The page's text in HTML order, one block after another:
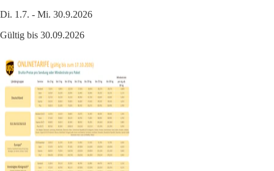
Di. 1.7. - Mi. 30.9.2026
Gültig bis 30.09.2026